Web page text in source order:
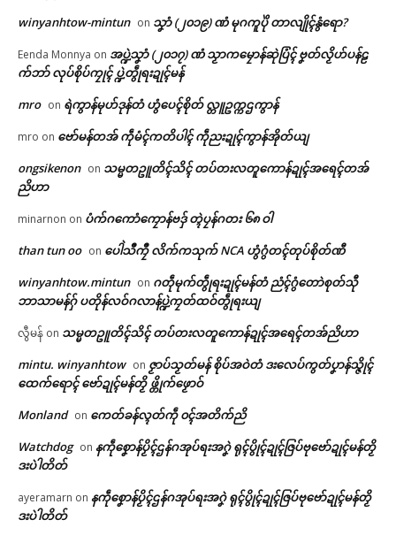
ဌာန်ပရိုၚ်ဗၠးၜးမန်
ပရိုၚ်လက္ကရဴအိုတ်
🏛 လညာတ်ပါ်ပဲါ
ညးဒါန်လိက်
ဗွဳဒဳယဵု
© ဌာန်ပရိုၚ်ဗၠးၜးမန်
ပ္ဍဲတ္ၚဲကောန်ဂကူမန် မရနုက်
ကဵု(၇၉)ဝါ ဂှ် မုမုဂွံဏာ ပရဲပရင်၊
မုဂွံဏာ တင်ခန်လ္ၚတ်ကီုရော
In "ပရိုၚ်"
တင်ရန်တၟအ် တ္ၚဲကောန်ဂကူ
မန် လ္ပကဵုဗၠးတိတ်အာညိ
January 26, 2026
မန်ပ္ဍဲ မန်မ္ၚး သ္ဒးဒှ်မွဲမှပ် မွဲကသပ်
May 21, 2026
In "လိက်ပရေၚ်"
winyanhtow-mintun on သၞာံ (၂၀၁၉) ဏံ မုဂကူပိုဲ တာလျိုၚ်နွံရော?
Eenda Monnya on အပ္ဍဲသၞာံ (၂၀၁၇) ဏံ သၟာကမၠောန်ဆုဲပြံၚ် ဗၞတ်လၟိဟ်ပန်ဠ
က်ဘာ် လုပ်စိုပ်ကၠုၚ် ပ္ဍဲတွဵုရးဍုၚ်မန်
mro on ရဲကွာန်မုဟ်ဒုန်တံ ဟွံပေၚ်စိုတ် လ္တူဥက္ကဌကွာန်
mro on ဗော်မန်တအ် ကဵုမံၚ်ကတိပါၚ် ကဵုညးဍုၚ်ကွာန်အိုတ်ယျ
ongsikenon on သမ္မတဥူတိၚ်သိၚ် တပ်တးလတူကောန်ဍုၚ်အရေၚ်တအ်
ညိဟာ
minarnon on ပံက်ဂကောံကၠောန်ဗဒှ် တ္ၚဲပၠန်ဂတး ၆၈ ဝါ
than tun oo on ပေါဲသဳကၠဳ လိက်ကသုက် NCA ဟွံဂွံတၚ်တုပ်စိုတ်ဏီ
winyanhtow.mintun on ဂတဵုမုက်တွဵုရးဍုၚ်မန်တံ ညံၚ်ဂွံတောဲစုတ်သီု
ဘာသာမန်ဂှ် ပတိုန်လဝ်ဂလာန်ပ္ဍဲကၠတ်ထဝ်တွဵုရးယျ
လွီမန် on သမ္မတဥူတိၚ်သိၚ် တပ်တးလတူကောန်ဍုၚ်အရေၚ်တအ်ညိဟာ
mintu. winyanhtow on ဇၟာပ်သၟတ်မန် စိုပ်အဝဲတံ ဒးလေပ်ကွတ်ပၞာန်သ္ဇိုၚ်
ထေက်ရောၚ် ဗော်ဍုၚ်မန်တၟိ ဖ္တိုက်ဖၟောဝ်
Monland on ကေတ်ခန်လ္ၚတ်ကဵု ၀ၚ်အတိက်ညိ
Watchdog on နကဵုစၞောန်ပၟိၚ်ဌန်ဂအုပ်ရးအဂၞဲ ရုၚ်ပွိုၚ်ဍုၚ်ဇြပ်ဗုဗော်ဍုၚ်မန်တၟိ
ဒးပဲါတိတ်
ayeramarn on နကဵုစၞောန်ပၟိၚ်ဌန်ဂအုပ်ရးအဂၞဲ ရုၚ်ပွိုၚ်ဍုၚ်ဇြပ်ဗုဗော်ဍုၚ်မန်တၟိ
ဒးပဲါတိတ်